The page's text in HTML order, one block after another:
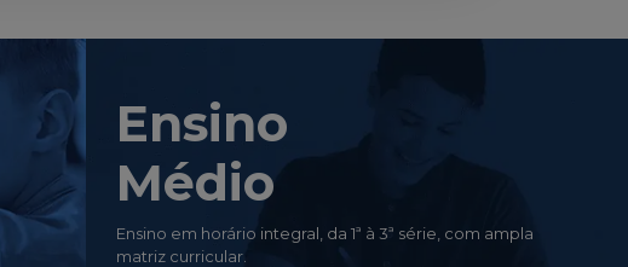
Ensino
Médio
Ensino em horário integral, da 1ª à 3ª série, com ampla
matriz curricular.